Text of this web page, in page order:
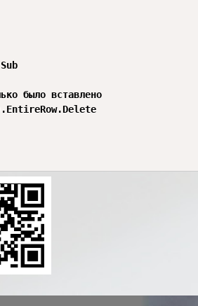
было вставлено